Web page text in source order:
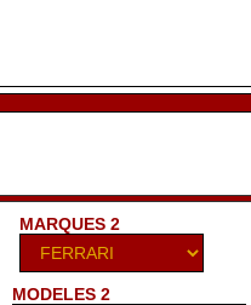
MARQUES 2
MODELES 2